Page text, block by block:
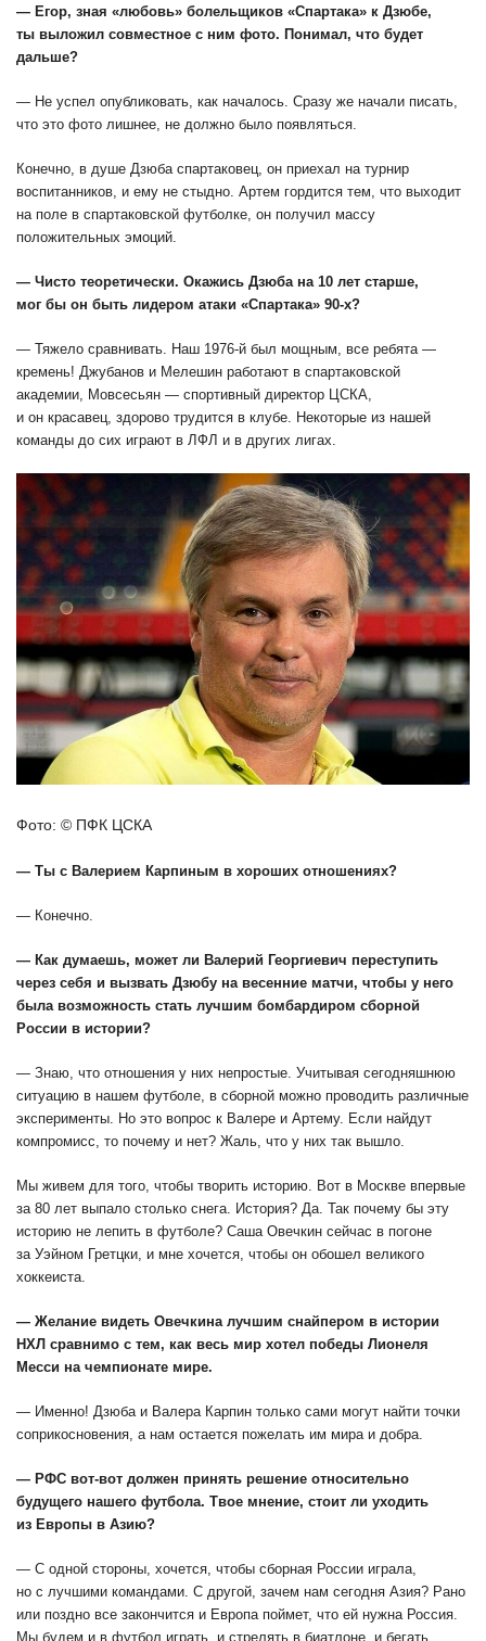
— Егор, зная «любовь» болельщиков «Спартака» к Дзюбе,
ты выложил совместное с ним фото. Понимал, что будет
дальше?
— Не успел опубликовать, как началось. Сразу же начали писать,
что это фото лишнее, не должно было появляться.
Конечно, в душе Дзюба спартаковец, он приехал на турнир
воспитанников, и ему не стыдно. Артем гордится тем, что выходит
на поле в спартаковской футболке, он получил массу
положительных эмоций.
— Чисто теоретически. Окажись Дзюба на 10 лет старше,
мог бы он быть лидером атаки «Спартака» 90-х?
— Тяжело сравнивать. Наш 1976-й был мощным, все ребята —
кремень! Джубанов и Мелешин работают в спартаковской
академии, Мовсесьян — спортивный директор ЦСКА,
и он красавец, здорово трудится в клубе. Некоторые из нашей
команды до сих играют в ЛФЛ и в других лигах.
Фото: © ПФК ЦСКА
— Ты с Валерием Карпиным в хороших отношениях?
— Конечно.
— Как думаешь, может ли Валерий Георгиевич переступить
через себя и вызвать Дзюбу на весенние матчи, чтобы у него
была возможность стать лучшим бомбардиром сборной
России в истории?
— Знаю, что отношения у них непростые. Учитывая сегодняшнюю
ситуацию в нашем футболе, в сборной можно проводить различные
эксперименты. Но это вопрос к Валере и Артему. Если найдут
компромисс, то почему и нет? Жаль, что у них так вышло.
Мы живем для того, чтобы творить историю. Вот в Москве впервые
за 80 лет выпало столько снега. История? Да. Так почему бы эту
историю не лепить в футболе? Саша Овечкин сейчас в погоне
за Уэйном Гретцки, и мне хочется, чтобы он обошел великого
хоккеиста.
— Желание видеть Овечкина лучшим снайпером в истории
НХЛ сравнимо с тем, как весь мир хотел победы Лионеля
Месси на чемпионате мире.
— Именно! Дзюба и Валера Карпин только сами могут найти точки
соприкосновения, а нам остается пожелать им мира и добра.
— РФС вот-вот должен принять решение относительно
будущего нашего футбола. Твое мнение, стоит ли уходить
из Европы в Азию?
— С одной стороны, хочется, чтобы сборная России играла,
но с лучшими командами. С другой, зачем нам сегодня Азия? Рано
или поздно все закончится и Европа поймет, что ей нужна Россия.
Мы будем и в футбол играть, и стрелять в биатлоне, и бегать